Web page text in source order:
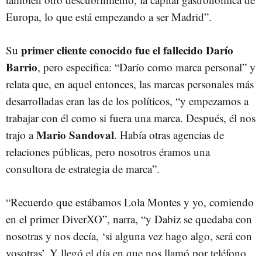
Europa, lo que está empezando a ser Madrid”.
Su primer cliente conocido fue el fallecido Darío
Barrio, pero especifica: “Darío como marca personal” y
relata que, en aquel entonces, las marcas personales más
desarrolladas eran las de los políticos, “y empezamos a
trabajar con él como si fuera una marca. Después, él nos
trajo aMario Sandoval. Había otras agencias de
relaciones públicas, pero nosotros éramos una
consultora de estrategia de marca”.
“Recuerdo que estábamos Lola Montes y yo, comiendo
en el primer DiverXO”, narra, “y Dabiz se quedaba con
nosotras y nos decía, ‘si alguna vez hago algo, será con
vosotras’. Y llegó el día en que nos llamó por teléfono,